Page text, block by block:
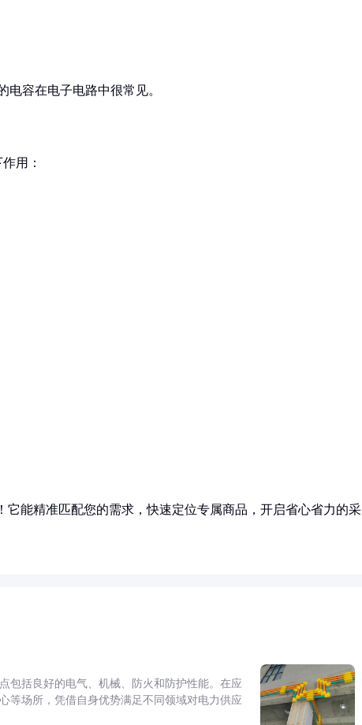
电容在电子电路中很常见。
用：
能精准匹配您的需求，快速定位专属商品，开启省心省力的采
包括良好的电气、机械、防火和防护性能。在应
等场所，凭借自身优势满足不同领域对电力供应